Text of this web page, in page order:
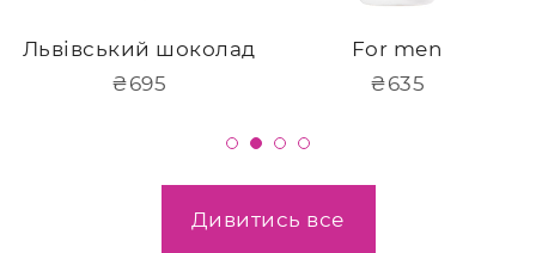
Львівський шоколад
Звичайна
₴695
For men
Звичайна
₴635
Дивитись все